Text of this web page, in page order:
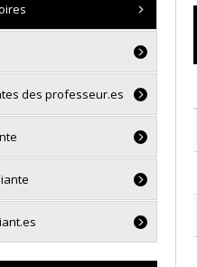
des professeur.es